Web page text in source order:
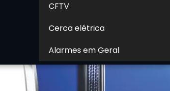
CFTV
Cerca elétrica
Alarmes em Geral